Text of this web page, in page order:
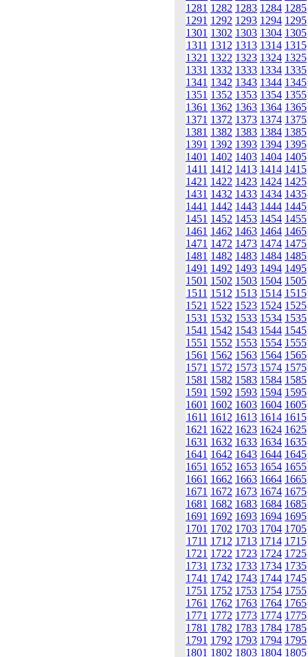
1281 1282 1283 1284 1285
1291 1292 1293 1294 1295
1301 1302 1303 1304 1305
1311 1312 1313 1314 1315
1321 1322 1323 1324 1325
1331 1332 1333 1334 1335
1341 1342 1343 1344 1345
1351 1352 1353 1354 1355
1361 1362 1363 1364 1365
1371 1372 1373 1374 1375
1381 1382 1383 1384 1385
1391 1392 1393 1394 1395
1401 1402 1403 1404 1405
1411 1412 1413 1414 1415
1421 1422 1423 1424 1425
1431 1432 1433 1434 1435
1441 1442 1443 1444 1445
1451 1452 1453 1454 1455
1461 1462 1463 1464 1465
1471 1472 1473 1474 1475
1481 1482 1483 1484 1485
1491 1492 1493 1494 1495
1501 1502 1503 1504 1505
1511 1512 1513 1514 1515
1521 1522 1523 1524 1525
1531 1532 1533 1534 1535
1541 1542 1543 1544 1545
1551 1552 1553 1554 1555
1561 1562 1563 1564 1565
1571 1572 1573 1574 1575
1581 1582 1583 1584 1585
1591 1592 1593 1594 1595
1601 1602 1603 1604 1605
1611 1612 1613 1614 1615
1621 1622 1623 1624 1625
1631 1632 1633 1634 1635
1641 1642 1643 1644 1645
1651 1652 1653 1654 1655
1661 1662 1663 1664 1665
1671 1672 1673 1674 1675
1681 1682 1683 1684 1685
1691 1692 1693 1694 1695
1701 1702 1703 1704 1705
1711 1712 1713 1714 1715
1721 1722 1723 1724 1725
1731 1732 1733 1734 1735
1741 1742 1743 1744 1745
1751 1752 1753 1754 1755
1761 1762 1763 1764 1765
1771 1772 1773 1774 1775
1781 1782 1783 1784 1785
1791 1792 1793 1794 1795
1801 1802 1803 1804 1805